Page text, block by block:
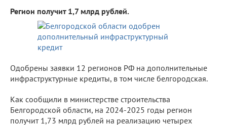
Регион получит 1,7 млрд рублей.
Одобрены заявки 12 регионов РФ на дополнительные
инфраструктурные кредиты, в том числе белгородская.
Как сообщили в министерстве строительства
Белгородской области, на 2024-2025 годы регион
получит 1,73 млрд рублей на реализацию четырех